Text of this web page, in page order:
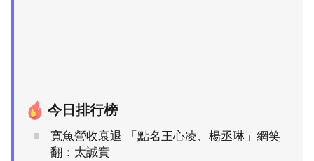
今日排行榜
寬魚營收衰退 「點名王心凌、楊丞琳」網笑
翻：太誠實